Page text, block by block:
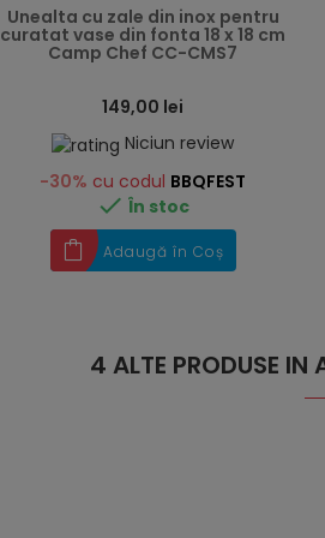
Unealta cu zale din inox pentru
curatat vase din fonta 18 x 18 cm
Camp Chef CC-CMS7
149,00 lei
Niciun review
-30% cu codul BBQFEST
 În stoc
Adaugă în Coș
4 ALTE PRODUSE IN